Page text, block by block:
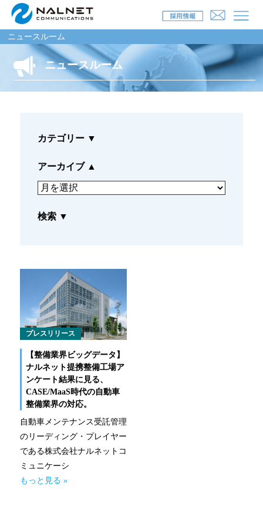
ニュースルーム
ニュースルーム
カテゴリー ▼
アーカイブ ▲
検索 ▼
プレスリリース
【整備業界ビッグデータ】
ナルネット提携整備工場ア
ンケート結果に見る、
CASE/MaaS時代の自動車
整備業界の対応。
自動車メンテナンス受託管理
のリーディング・プレイヤー
である株式会社ナルネットコ
ミュニケーシ
もっと見る »
リース会社のお客様
自動車リース提携(LMS)
残価保証
マイカーリースサポート
車両買取
なるほどネット
緊急ロードサービス
一般企業のお客様
自動車メンテナンス受託(NMS)
自動車リース
車両買取
なるほどネット